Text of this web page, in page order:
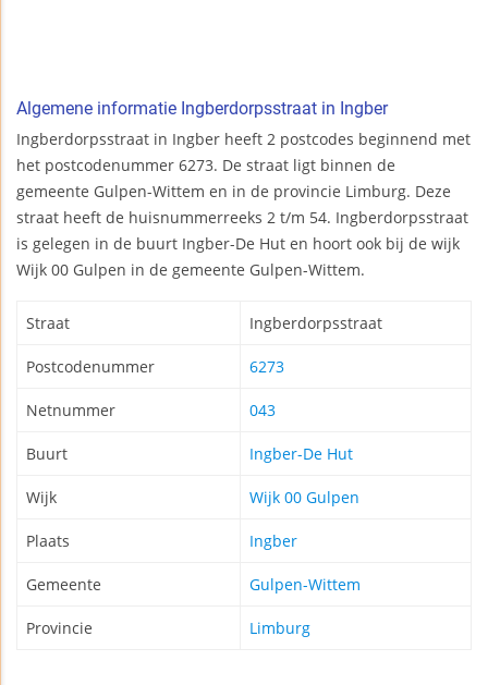
Algemene informatie Ingberdorpsstraat in Ingber
Ingberdorpsstraat in Ingber heeft 2 postcodes beginnend met
het postcodenummer 6273. De straat ligt binnen de
gemeente Gulpen-Wittem en in de provincie Limburg. Deze
straat heeft de huisnummerreeks 2 t/m 54. Ingberdorpsstraat
is gelegen in de buurt Ingber-De Hut en hoort ook bij de wijk
Wijk 00 Gulpen in de gemeente Gulpen-Wittem.
Straat Ingberdorpsstraat
Postcodenummer 6273
Netnummer 043
Buurt Ingber-De Hut
Wijk Wijk 00 Gulpen
Plaats Ingber
Gemeente Gulpen-Wittem
Provincie Limburg